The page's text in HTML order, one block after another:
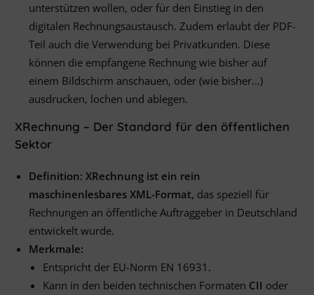
unterstützen wollen, oder für den Einstieg in den
digitalen Rechnungsaustausch. Zudem erlaubt der PDF-
Teil auch die Verwendung bei Privatkunden. Diese
können die empfangene Rechnung wie bisher auf
einem Bildschirm anschauen, oder (wie bisher...)
ausdrucken, lochen und ablegen.
XRechnung – Der Standard für den öffentlichen
Sektor
Definition: XRechnung ist ein rein
maschinenlesbares XML-Format, das speziell für
Rechnungen an öffentliche Auftraggeber in Deutschland
entwickelt wurde.
Merkmale:
Entspricht der EU-Norm EN 16931.
Kann in den beiden technischen Formaten CII oder